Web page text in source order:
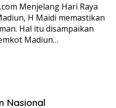
Menjelang Hari Raya
H Maidi memastikan
Hal itu disampaikan
Madiun…
Nasional